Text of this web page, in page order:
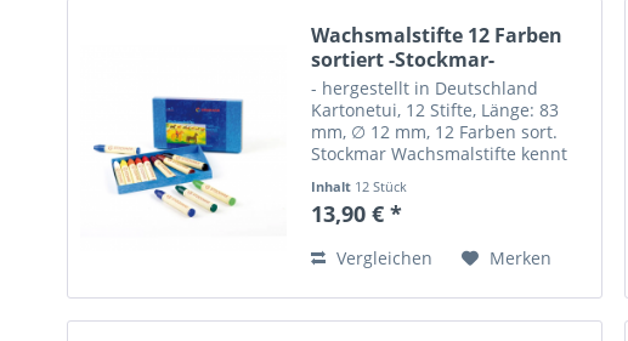
Wachsmalstifte 12 Farben
sortiert -Stockmar-
- hergestellt in Deutschland
Kartonetui, 12 Stifte, Länge: 83
mm, ∅ 12 mm, 12 Farben sort.
Stockmar Wachsmalstifte kennt
erfüllen höchste pädagogische,
ästhetische und künstlerische
Inhalt 12 Stück
13,90 € *
Vergleichen Merken